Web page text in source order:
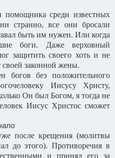
среди известных
странно, все они бросали
быть им нужен. Или когда
боги. Даже верховный
защитить своего хоть и не
своей законной жены.
богов без положительного
Иисусу Христу,
Он был Богом, я тогда не
Иисус Христос сможет
после крещения (молитвы
до этого). Противоречия в
и принял его за